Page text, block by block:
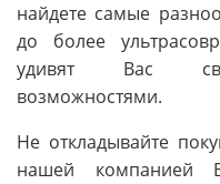
найдете самые
до более
удивят Вас
возможностями.
Не откладывайте
нашей компанией